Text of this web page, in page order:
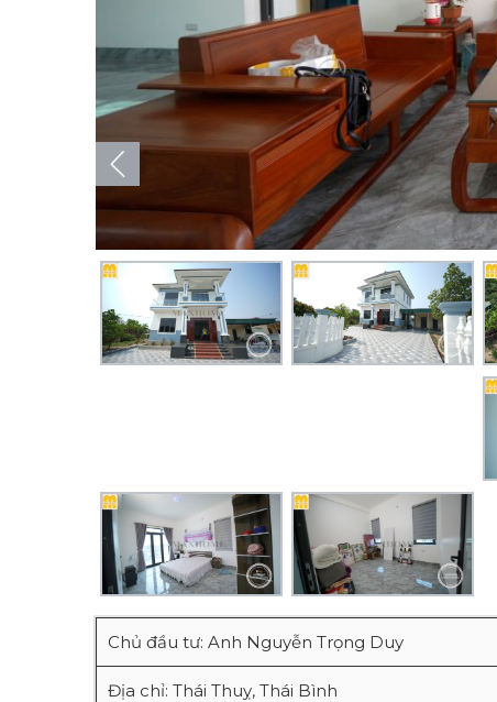
Chủ đầu tư: Anh Nguyễn Trọng Duy
Địa chỉ: Thái Thuỵ, Thái Bình